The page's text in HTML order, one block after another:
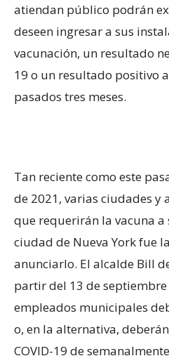
atiendan público podrán
deseen ingresar a sus
vacunación, un resultado
19 o un resultado positivo
pasados tres meses.
Tan reciente como este
de 2021, varias ciudades y
que requerirán la vacuna a
ciudad de Nueva York fue
anunciarlo. El alcalde Bill
partir del 13 de
empleados municipales
o, en la alternativa,
COVID-19 de